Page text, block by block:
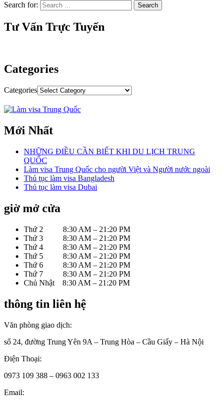
Search for:
Tư Vấn Trực Tuyến
Categories
Categories
Mới Nhất
NHỮNG ĐIỀU CẦN BIẾT KHI DU LỊCH TRUNG
QUỐC
Làm visa Trung Quốc cho người Việt và Người nước ngoài
Thủ tục làm visa Bangladesh
Thủ tục làm visa Dubai
giờ mở cửa
Thứ 2 8:30 AM – 21:20 PM
Thứ 3 8:30 AM – 21:20 PM
Thứ 4 8:30 AM – 21:20 PM
Thứ 5 8:30 AM – 21:20 PM
Thứ 6 8:30 AM – 21:20 PM
Thứ 7 8:30 AM – 21:20 PM
Chủ Nhật 8:30 AM – 21:20 PM
thông tin liên hệ
Văn phòng giao dịch:
số 24, đường Trung Yên 9A – Trung Hòa – Cầu Giấy – Hà Nội
Điện Thoại:
0973 109 388 – 0963 002 133
Email: